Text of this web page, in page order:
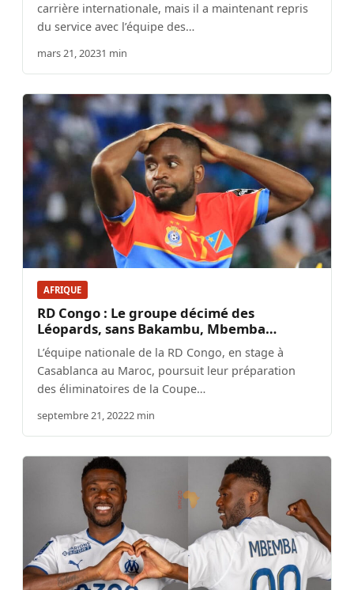
carrière internationale, mais il a maintenant repris
du service avec l’équipe des…
mars 21, 20231 min
AFRIQUE
RD Congo : Le groupe décimé des
Léopards, sans Bakambu, Mbemba…
L’équipe nationale de la RD Congo, en stage à
Casablanca au Maroc, poursuit leur préparation
des éliminatoires de la Coupe…
septembre 21, 20222 min